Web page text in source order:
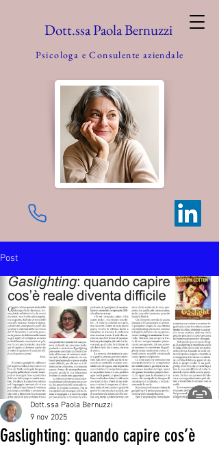
Psicologa eConsulente aziendale
Dott.ssa Paola Bernuzzi
Post
Gaslighting: quando capire cos’è
Dott.ssa Paola Bernuzzi
9 nov 2025